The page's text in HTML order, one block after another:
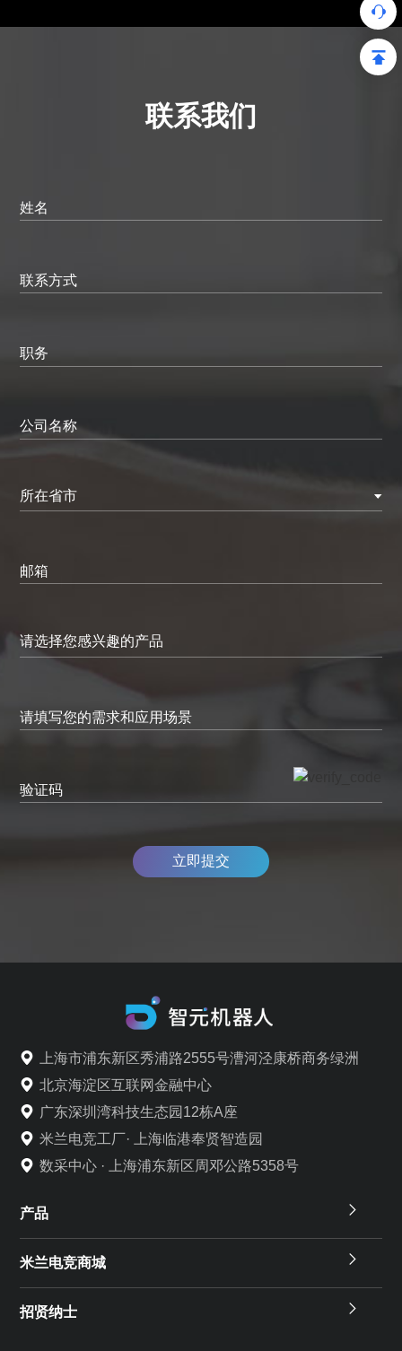
联系我们
姓名
联系方式
职务
公司名称
所在省市
邮箱
请填写您的需求和应用场景
验证码
立即提交
上海市浦东新区秀浦路2555号漕河泾康桥商务绿洲
北京海淀区互联网金融中心
广东深圳湾科技生态园12栋A座
米兰电竞工厂· 上海临港奉贤智造园
数采中心 · 上海浦东新区周邓公路5358号
产品
米兰电竞商城
招贤纳士